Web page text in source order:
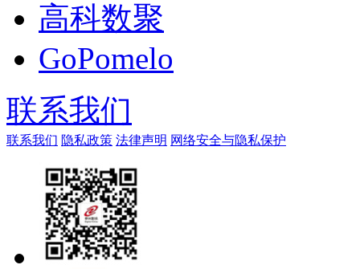
高科数聚
GoPomelo
联系我们
联系我们 隐私政策 法律声明 网络安全与隐私保护